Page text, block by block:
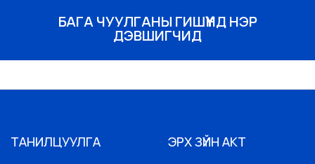
БАГА ЧУУЛГАНЫ ГИШҮҮНД НЭР
ДЭВШИГЧИД
ТАНИЛЦУУЛГА ЭРХ ЗҮЙН АКТ